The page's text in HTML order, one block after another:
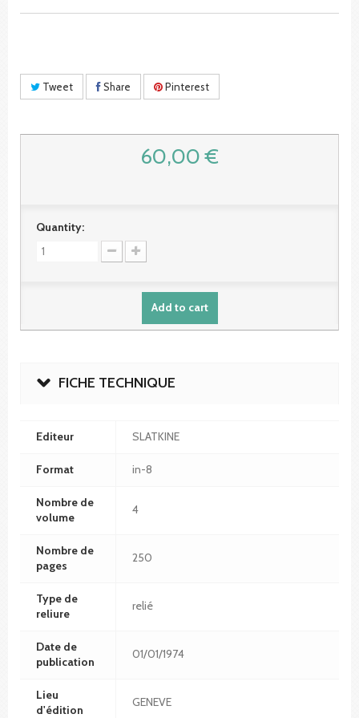
Tweet Share Pinterest
60,00 €
Quantity:
Add to cart
FICHE TECHNIQUE
Editeur SLATKINE
Format in-8
Nombre de
volume
4
Nombre de
pages
250
Type de
reliure
relié
Date de
publication
01/01/1974
Lieu
d'édition
GENEVE